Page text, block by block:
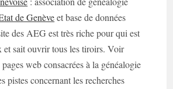
de Genèveet base de données
des AEG est très riche pour qui est
et sait ouvrir tous les tiroirs. Voir
web consacrées à la généalogie
pistes concernant les recherches